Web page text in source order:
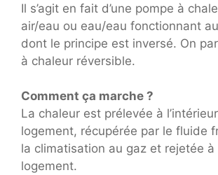
Il s’agit en fait d’une pompe à
air/eau ou eau/eau fonctionnant
dont le principe est inversé. On
à chaleur réversible.
Comment ça marche ?
La chaleur est prélevée à
logement, récupérée par le fluide
la climatisation au gaz et rejetée à
logement.